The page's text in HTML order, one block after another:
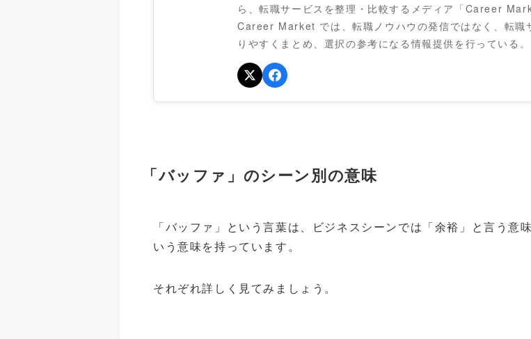
ら、転職サービスを整理・比較するメディア「Career
Career Market では、転職ノウハウの発信ではなく、転職
りやすくまとめ、選択の参考になる情報提供を行っている。
「バッファ」のシーン別の意味
「バッファ」という言葉は、ビジネスシーンでは「余裕」と言う意
いう意味を持っています。
それぞれ詳しく見てみましょう。